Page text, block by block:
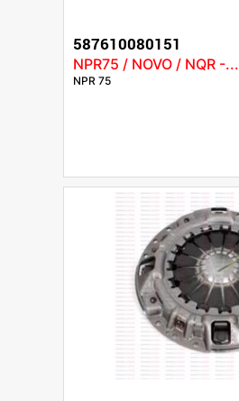
587610080151
NPR75 / NOVO / NQR -...
NPR 75